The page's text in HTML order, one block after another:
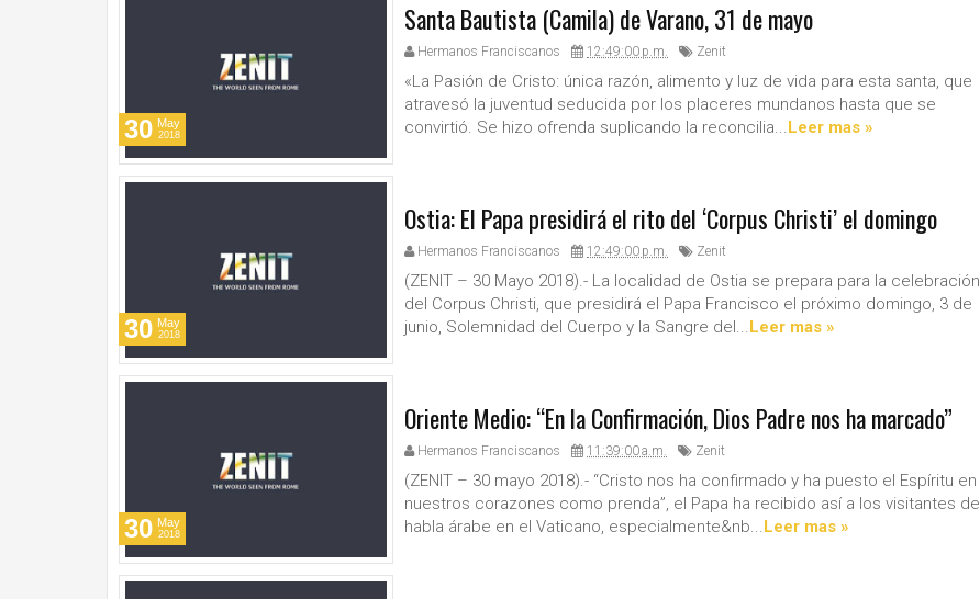
Santa Bautista (Camila) de Varano, 31 de mayo
Hermanos Franciscanos 12:49:00 p.m. Zenit
«La Pasión de Cristo: única razón, alimento y luz de vida para esta santa, que
atravesó la juventud seducida por los placeres mundanos hasta que se
convirtió. Se hizo ofrenda suplicando la reconcilia...Leer mas »
30 May
2018
Ostia: El Papa presidirá el rito del ‘Corpus Christi’ el domingo
Hermanos Franciscanos 12:49:00 p.m. Zenit
(ZENIT – 30 Mayo 2018).- La localidad de Ostia se prepara para la celebración
del Corpus Christi, que presidirá el Papa Francisco el próximo domingo, 3 de
junio, Solemnidad del Cuerpo y la Sangre del...Leer mas »
30 May
2018
Oriente Medio: “En la Confirmación, Dios Padre nos ha marcado”
Hermanos Franciscanos 11:39:00 a.m. Zenit
(ZENIT – 30 mayo 2018).- “Cristo nos ha confirmado y ha puesto el Espíritu en
nuestros corazones como prenda”, el Papa ha recibido así a los visitantes de
habla árabe en el Vaticano, especialmente&nb...Leer mas »
30 May
2018